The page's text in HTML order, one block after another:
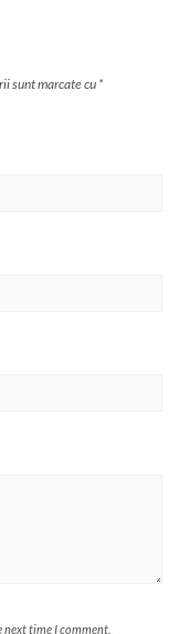
sunt marcate cu*
next time I comment.